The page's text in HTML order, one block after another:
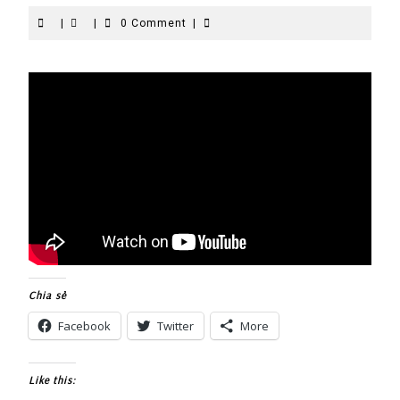
0 Comment
Chia sẻ
Facebook Twitter More
Like this: